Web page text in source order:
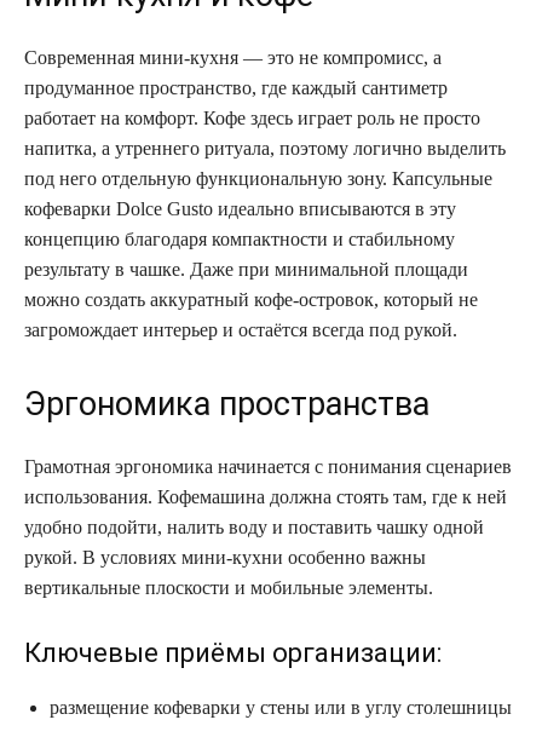
Современная мини-кухня — это не компромисс, а
продуманное пространство, где каждый сантиметр
работает на комфорт. Кофе здесь играет роль не просто
напитка, а утреннего ритуала, поэтому логично выделить
под него отдельную функциональную зону. Капсульные
кофеварки Dolce Gusto идеально вписываются в эту
концепцию благодаря компактности и стабильному
результату в чашке. Даже при минимальной площади
можно создать аккуратный кофе-островок, который не
загромождает интерьер и остаётся всегда под рукой.
Эргономика пространства
Грамотная эргономика начинается с понимания сценариев
использования. Кофемашина должна стоять там, где к ней
удобно подойти, налить воду и поставить чашку одной
рукой. В условиях мини-кухни особенно важны
вертикальные плоскости и мобильные элементы.
Ключевые приёмы организации:
размещение кофеварки у стены или в углу столешницы